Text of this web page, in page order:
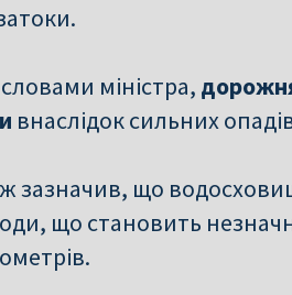
міністра,
внаслідок сильних
зазначив, що
що становить